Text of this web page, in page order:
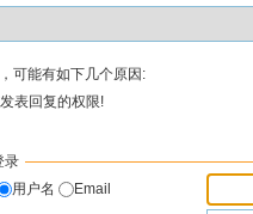
可能有如下几个原因:
表回复的权限!
录
用户名
Email